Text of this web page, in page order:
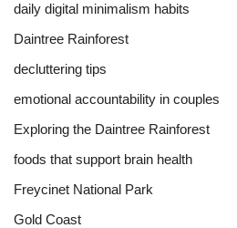
daily digital minimalism habits
Daintree Rainforest
decluttering tips
emotional accountability in couples
Exploring the Daintree Rainforest
foods that support brain health
Freycinet National Park
Gold Coast